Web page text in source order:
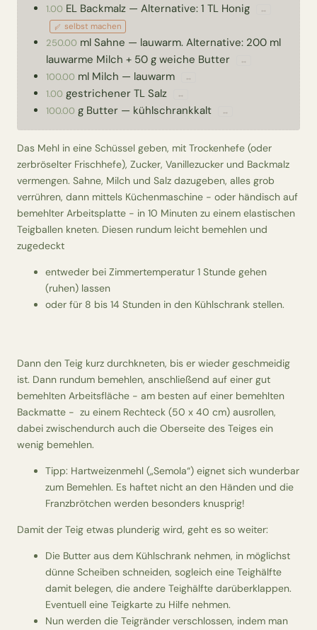
1.00 EL Backmalz — Alternative: 1 TL Honig ↔
selbst machen
250.00 ml Sahne — lauwarm. Alternative: 200 ml
lauwarme Milch + 50 g weiche Butter
↔
100.00 ml Milch — lauwarm ↔
1.00 gestrichener TL Salz ↔
100.00 g Butter — kühlschrankkalt ↔
Das Mehl in eine Schüssel geben, mit Trockenhefe (oder
zerbröselter Frischhefe), Zucker, Vanillezucker und Backmalz
vermengen. Sahne, Milch und Salz dazugeben, alles grob
verrühren, dann mittels Küchenmaschine - oder händisch auf
bemehlter Arbeitsplatte - in 10 Minuten zu einem elastischen
Teigballen kneten. Diesen rundum leicht bemehlen und
zugedeckt
entweder bei Zimmertemperatur 1 Stunde gehen
(ruhen) lassen
oder für 8 bis 14 Stunden in den Kühlschrank stellen.
Dann den Teig kurz durchkneten, bis er wieder geschmeidig
ist. Dann rundum bemehlen, anschließend auf einer gut
bemehlten Arbeitsfläche - am besten auf einer bemehlten
Backmatte - zu einem Rechteck (50 x 40 cm) ausrollen,
dabei zwischendurch auch die Oberseite des Teiges ein
wenig bemehlen.
Tipp: Hartweizenmehl („Semola“) eignet sich wunderbar
zum Bemehlen. Es haftet nicht an den Händen und die
Franzbrötchen werden besonders knusprig!
Damit der Teig etwas plunderig wird, geht es so weiter:
Die Butter aus dem Kühlschrank nehmen, in möglichst
dünne Scheiben schneiden, sogleich eine Teighälfte
damit belegen, die andere Teighälfte darüberklappen.
Eventuell eine Teigkarte zu Hilfe nehmen.
Nun werden die Teigränder verschlossen, indem man